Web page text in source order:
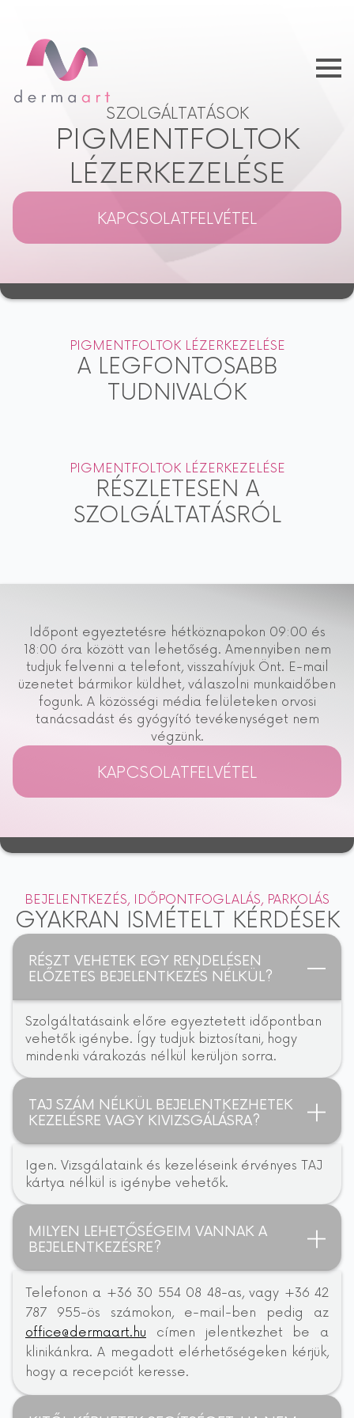
SZOLGÁLTATÁSOK
PIGMENTFOLTOK
LÉZERKEZELÉSE
KAPCSOLATFELVÉTEL
PIGMENTFOLTOK LÉZERKEZELÉSE
A LEGFONTOSABB
TUDNIVALÓK
PIGMENTFOLTOK LÉZERKEZELÉSE
RÉSZLETESEN A
SZOLGÁLTATÁSRÓL
Időpont egyeztetésre hétköznapokon 09:00 és
18:00 óra között van lehetőség. Amennyiben nem
tudjuk felvenni a telefont, visszahívjuk Önt. E-mail
üzenetet bármikor küldhet, válaszolni munkaidőben
fogunk. A közösségi média felületeken orvosi
tanácsadást és gyógyító tevékenységet nem
végzünk.
KAPCSOLATFELVÉTEL
BEJELENTKEZÉS, IDŐPONTFOGLALÁS, PARKOLÁS
GYAKRAN ISMÉTELT KÉRDÉSEK
RÉSZT VEHETEK EGY RENDELÉSEN
ELŐZETES BEJELENTKEZÉS NÉLKÜL?
Szolgáltatásaink előre egyeztetett időpontban
vehetők igénybe. Így tudjuk biztosítani, hogy
mindenki várakozás nélkül kerüljön sorra.
TAJ SZÁM NÉLKÜL BEJELENTKEZHETEK
KEZELÉSRE VAGY KIVIZSGÁLÁSRA?
Igen. Vizsgálataink és kezeléseink érvényes TAJ
kártya nélkül is igénybe vehetők.
MILYEN LEHETŐSÉGEIM VANNAK A
BEJELENTKEZÉSRE?
Telefonon a +36 30 554 08 48-as, vagy +36 42
787 955-ös számokon, e-mail-ben pedig az
office@dermaart.hu címen jelentkezhet be a
klinikánkra. A megadott elérhetőségeken kérjük,
hogy a recepciót keresse.